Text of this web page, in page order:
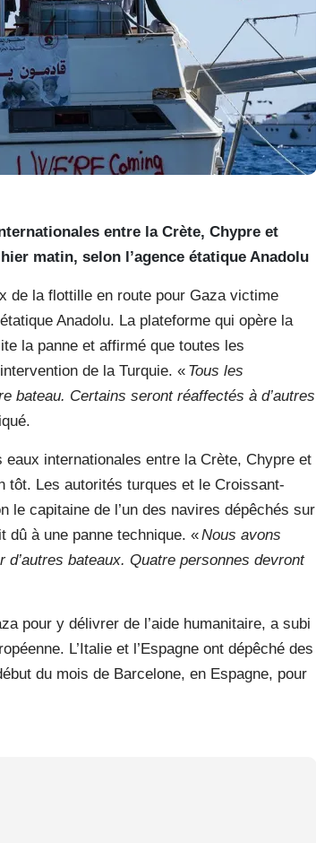
entre la Crète, Chypre et
matin, selon l’agence étatique Anadolu
de la flottille en route pour Gaza victime
Anadolu. La plateforme qui opère la
la panne et affirmé que toutes les
de la Turquie. « Tous les
bateau. Certains seront réaffectés à d’autres
internationales entre la Crète, Chypre et
tôt. Les autorités turques et le Croissant-
le capitaine de l’un des navires dépêchés sur
dû à une panne technique. «Nous avons
bateaux. Quatre personnes devront
pour y délivrer de l’aide humanitaire, a subi
L’Italie et l’Espagne ont dépêché des
du mois de Barcelone, en Espagne, pour